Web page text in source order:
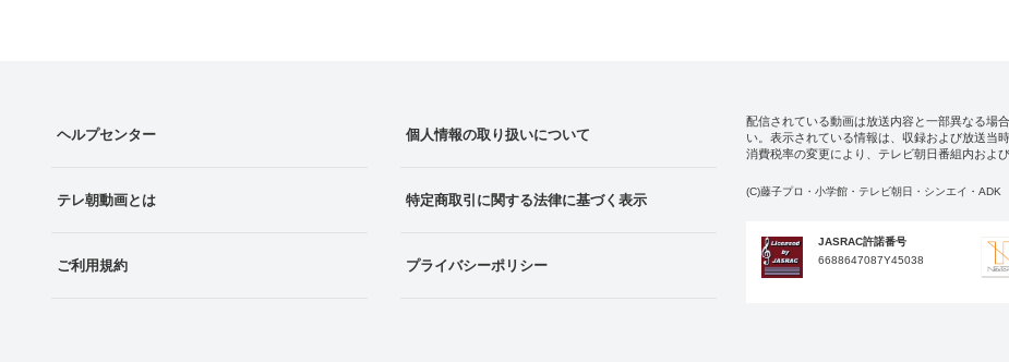
ヘルプセンター
テレ朝動画とは
ご利用規約
個人情報の取り扱いについて
特定商取引に関する法律に基づく表示
プライバシーポリシー
配信されている動画は放送内容と一部異なる場
い。表示されている情報は、収録および放送当時
消費税率の変更により、テレビ朝日番組内およ
(C)藤子プロ・小学館・テレビ朝日・シンエイ・ADK
JASRAC許諾番号
6688647087Y45038